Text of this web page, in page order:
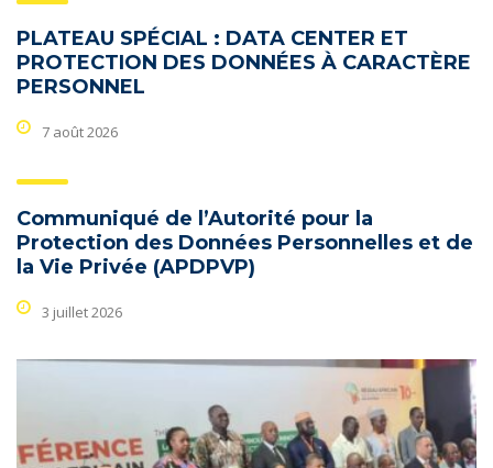
PLATEAU SPÉCIAL : DATA CENTER ET
PROTECTION DES DONNÉES À CARACTÈRE
PERSONNEL
7 août 2026
Communiqué de l’Autorité pour la
Protection des Données Personnelles et de
la Vie Privée (APDPVP)
3 juillet 2026